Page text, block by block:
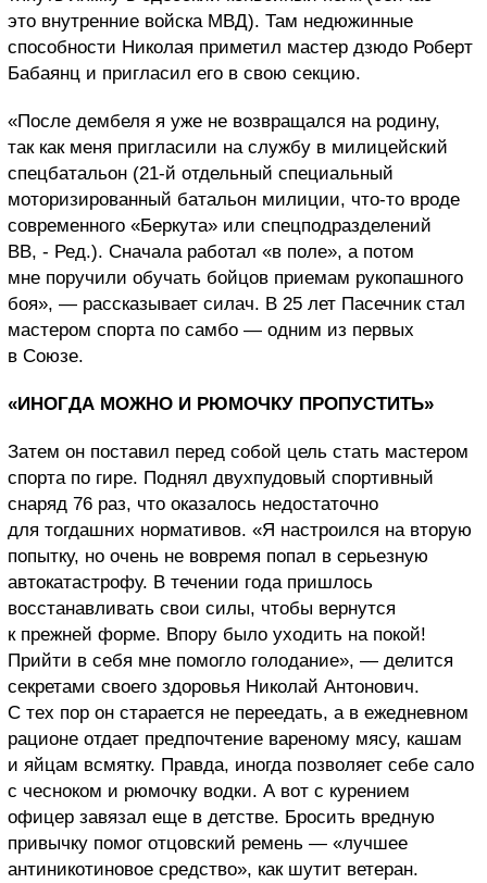
это внутренние войска МВД). Там недюжинные
способности Николая приметил мастер дзюдо Роберт
Бабаянц и пригласил его в свою секцию.
«После дембеля я уже не возвращался на родину,
так как меня пригласили на службу в милицейский
спецбатальон (21-й отдельный специальный
моторизированный батальон милиции, что-то вроде
современного «Беркута» или спецподразделений
ВВ, - Ред.). Сначала работал «в поле», а потом
мне поручили обучать бойцов приемам рукопашного
боя», — рассказывает силач. В 25 лет Пасечник стал
мастером спорта по самбо — одним из первых
в Союзе.
«ИНОГДА МОЖНО И РЮМОЧКУ ПРОПУСТИТЬ»
Затем он поставил перед собой цель стать мастером
спорта по гире. Поднял двухпудовый спортивный
снаряд 76 раз, что оказалось недостаточно
для тогдашних нормативов. «Я настроился на вторую
попытку, но очень не вовремя попал в серьезную
автокатастрофу. В течении года пришлось
восстанавливать свои силы, чтобы вернутся
к прежней форме. Впору было уходить на покой!
Прийти в себя мне помогло голодание», — делится
секретами своего здоровья Николай Антонович.
С тех пор он старается не переедать, а в ежедневном
рационе отдает предпочтение вареному мясу, кашам
и яйцам всмятку. Правда, иногда позволяет себе сало
с чесноком и рюмочку водки. А вот с курением
офицер завязал еще в детстве. Бросить вредную
привычку помог отцовский ремень — «лучшее
антиникотиновое средство», как шутит ветеран.